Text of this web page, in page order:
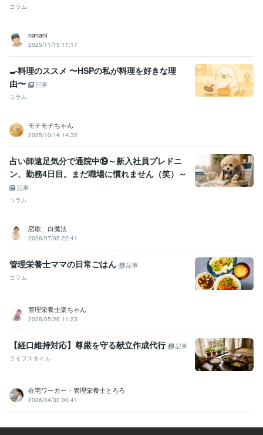
コラム
nanani
2025/11/15 11:17
🍳料理のススメ 〜HSPの私が料理を好きな理
由〜
記事
コラム
モチモチちゃん
2025/10/14 14:32
占い師遠足気分で通院中⑲～新入社員プレドニ
ン、勤務4日目。まだ職場に慣れません（笑）～
記事
コラム
恋歌 白魔法
2026/07/05 22:41
管理栄養士ママの日常ごはん
記事
コラム
管理栄養士楽ちゃん
2026/05/26 11:23
【経口維持対応】尊厳を守る献立作成代行
記事
ライフスタイル
在宅ワーカー・管理栄養士とろろ
2026/04/30 00:41